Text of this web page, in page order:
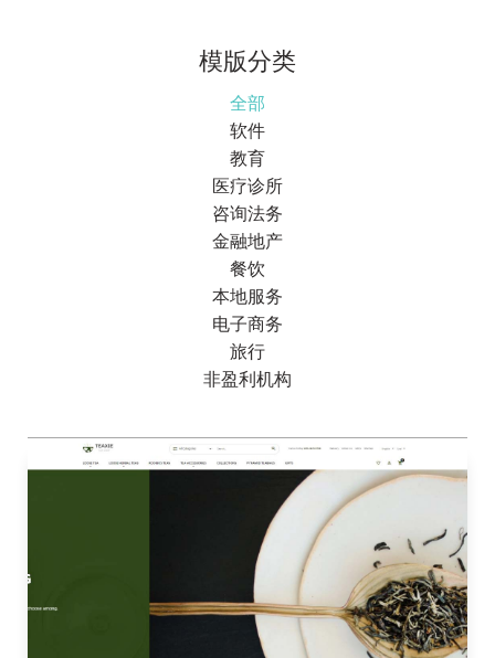
模版分类
全部
软件
教育
医疗诊所
咨询法务
金融地产
餐饮
本地服务
电子商务
旅行
非盈利机构